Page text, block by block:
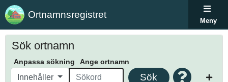
Ortnamnsregistret
Meny
Sök ortnamn
Anpassa sökning Ange ortnamn
Innehåller Sök